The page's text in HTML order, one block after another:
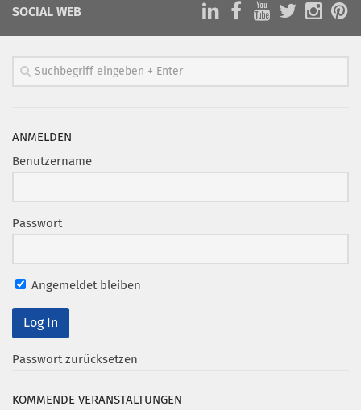
SOCIAL WEB
ANMELDEN
Benutzername
Passwort
Angemeldet bleiben
Passwort zurücksetzen
KOMMENDE VERANSTALTUNGEN